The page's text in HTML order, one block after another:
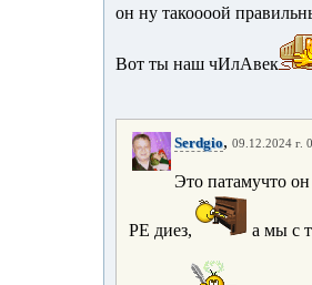
он ну такоооой
Вот ты наш чИлАвек
Serdgio, 09.12.2024 г.
Это патамучто
РЕ диез, а мы с